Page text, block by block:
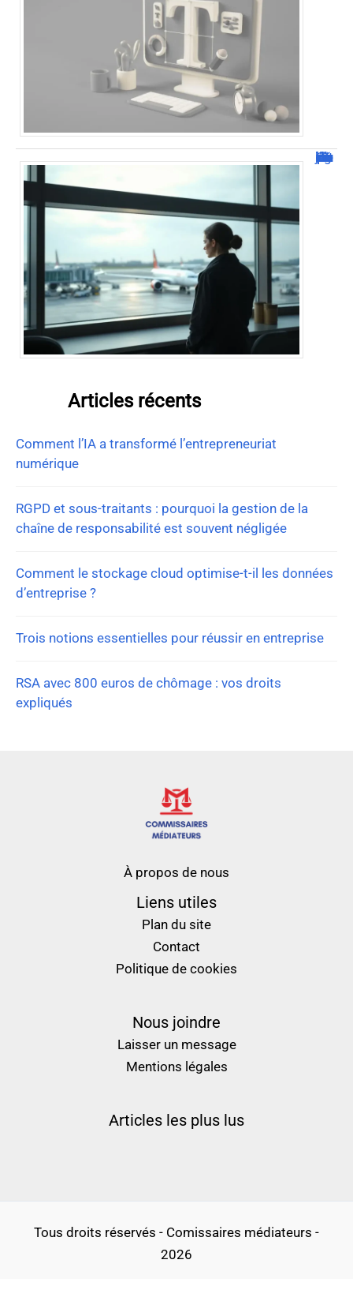
Combien de jour pour un décès d’un parent à l’étranger ?
Articles récents
Comment l’IA a transformé l’entrepreneuriat
numérique
RGPD et sous-traitants : pourquoi la gestion de la
chaîne de responsabilité est souvent négligée
Comment le stockage cloud optimise-t-il les données
d’entreprise ?
Trois notions essentielles pour réussir en entreprise
RSA avec 800 euros de chômage : vos droits
expliqués
À propos de nous
Liens utiles
Plan du site
Contact
Politique de cookies
Nous joindre
Laisser un message
Mentions légales
Articles les plus lus
Tous droits réservés - Comissaires médiateurs -
2026